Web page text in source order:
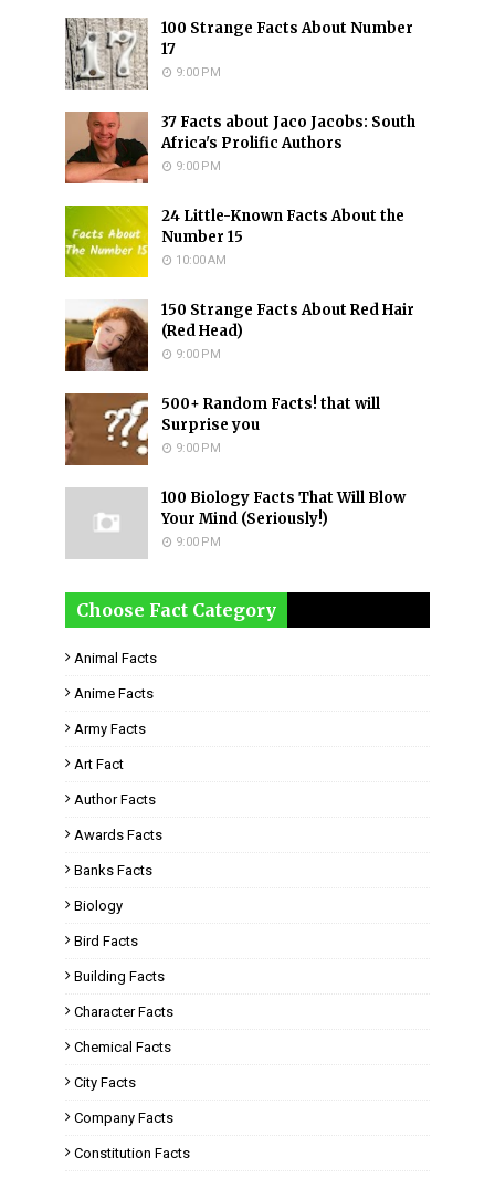
100 Strange Facts About Number
17
9:00 PM
37 Facts about Jaco Jacobs: South
Africa's Prolific Authors
9:00 PM
24 Little-Known Facts About the
Number 15
10:00 AM
150 Strange Facts About Red Hair
(Red Head)
9:00 PM
500+ Random Facts! that will
Surprise you
9:00 PM
100 Biology Facts That Will Blow
Your Mind (Seriously!)
9:00 PM
Choose Fact Category
Animal Facts
Anime Facts
Army Facts
Art Fact
Author Facts
Awards Facts
Banks Facts
Biology
Bird Facts
Building Facts
Character Facts
Chemical Facts
City Facts
Company Facts
Constitution Facts